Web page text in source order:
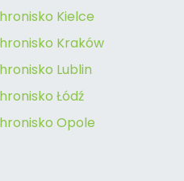
Kielce
Kraków
Lublin
Łódź
Opole